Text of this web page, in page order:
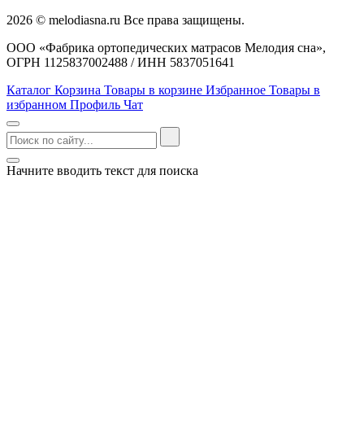
2026 © melodiasna.ru Все права защищены.
ООО «Фабрика ортопедических матрасов Мелодия сна»,
ОГРН 1125837002488 / ИНН 5837051641
Каталог Корзина Товары в корзине Избранное Товары в
избранном Профиль Чат
Начните вводить текст для поиска